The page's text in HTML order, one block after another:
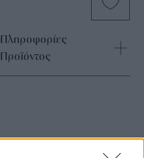
Πληροφορίες
Προϊόντος